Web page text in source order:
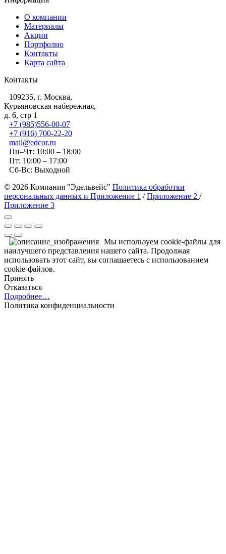
О компании
Материалы
Акции
Портфолио
Контакты
Карта сайта
Контакты
109235, г. Москва,
Курьяновская набережная,
д. 6, стр 1
+7 (985)556-00-07
+7 (916) 700-22-20
mail@edcor.ru
Пн–Чт: 10:00 – 18:00
Пт: 10:00 – 17:00
Сб-Вс: Выходной
© 2026 Компания "Эдельвейс" Политика обработки
персональных данных и Приложение 1 /Приложение 2 /
Приложение 3
Мы используем cookie-файлы для
наилучшего представления нашего сайта. Продолжая
использовать этот сайт, вы соглашаетесь с использованием
cookie-файлов.
Принять
Отказаться
Подробнее…
Политика конфиденциальности